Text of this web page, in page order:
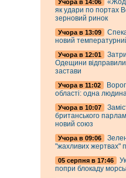
Учора в 14:06
як удари по портах
зерновий ринок
Учора в 13:09
новий
Учора в 12:01
Одещини
застави
Учора в 11:02
області: одна
Учора в 10:07
британського
новий союз
Учора в 09:06
"жахливих жертвах"
05 серпня в 17:46
попри блокаду